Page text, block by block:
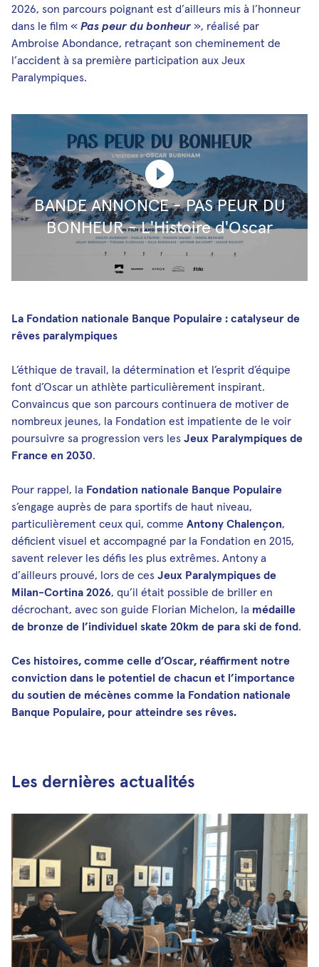
2026, son parcours poignant est d’ailleurs mis à l’honneur
dans le film « Pas peur du bonheur », réalisé par
Ambroise Abondance, retraçant son cheminement de
l’accident à sa première participation aux Jeux
Paralympiques.
Mute
Play
BANDE ANNONCE - PAS PEUR DU
BONHEUR - L'Histoire d'Oscar
Burnham
La Fondation nationale Banque Populaire : catalyseur de
rêves paralympiques
L’éthique de travail, la détermination et l’esprit d’équipe
font d’Oscar un athlète particulièrement inspirant.
Convaincus que son parcours continuera de motiver de
nombreux jeunes, la Fondation est impatiente de le voir
poursuivre sa progression vers les Jeux Paralympiques de
France en 2030.
Pour rappel, la Fondation nationale Banque Populaire
s’engage auprès de para sportifs de haut niveau,
particulièrement ceux qui, comme Antony Chalençon,
déficient visuel et accompagné par la Fondation en 2015,
savent relever les défis les plus extrêmes. Antony a
d’ailleurs prouvé, lors de ces Jeux Paralympiques de
Milan-Cortina 2026, qu’il était possible de briller en
décrochant, avec son guide Florian Michelon, la médaille
de bronze de l’individuel skate 20km de para ski de fond.
Ces histoires, comme celle d’Oscar, réaffirment notre
conviction dans le potentiel de chacun et l’importance
du soutien de mécènes comme la Fondation nationale
Banque Populaire, pour atteindre ses rêves.
Les dernières actualités